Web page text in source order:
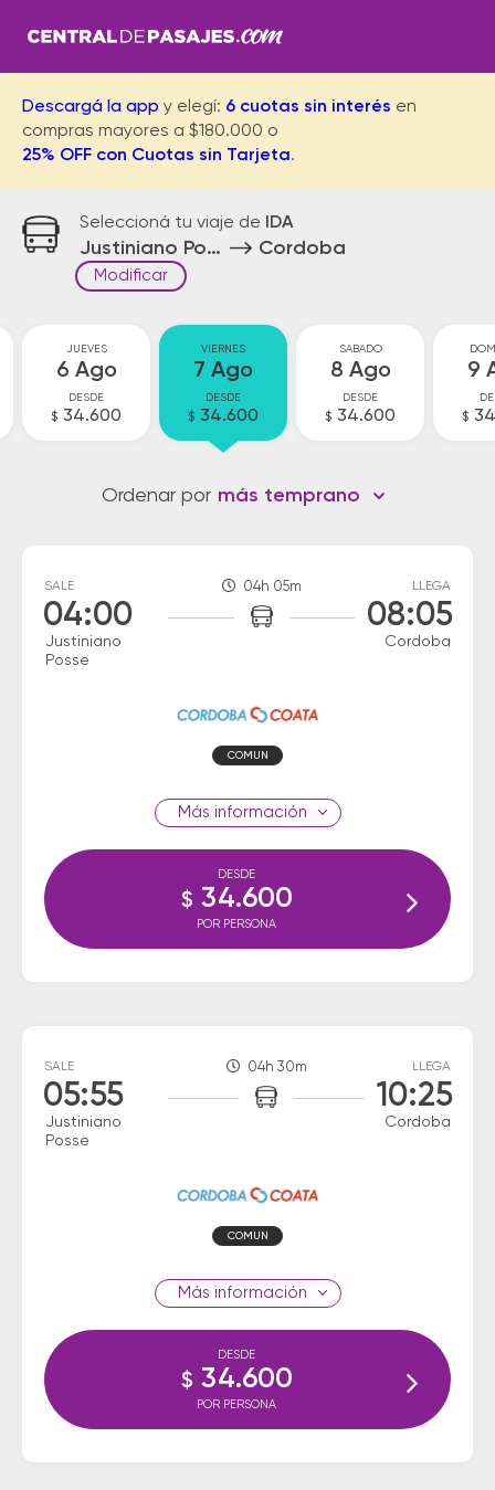
Descargá la app y elegí: 6 cuotas sin interés en
compras mayores a $180.000 o
25% OFF con Cuotas sin Tarjeta.
Seleccioná tu viaje de IDA
Justiniano Posse Cordoba
Modificar
JUEVES
6 Ago
DESDE
$ 34.600
VIERNES
7 Ago
DESDE
$ 34.600
SABADO
8 Ago
DESDE
$ 34.600
9
$
Ordenar por más temprano
SALE
04:00
Justiniano
Posse
04h 05m LLEGA
08:05
Cordoba
COMUN
información
DESDE
$ 34.600
POR PERSONA
SALE
05:55
Justiniano
Posse
04h 30m LLEGA
10:25
Cordoba
COMUN
información
DESDE
$ 34.600
POR PERSONA